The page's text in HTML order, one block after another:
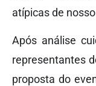
atípicas de
Após análise
representantes
proposta do